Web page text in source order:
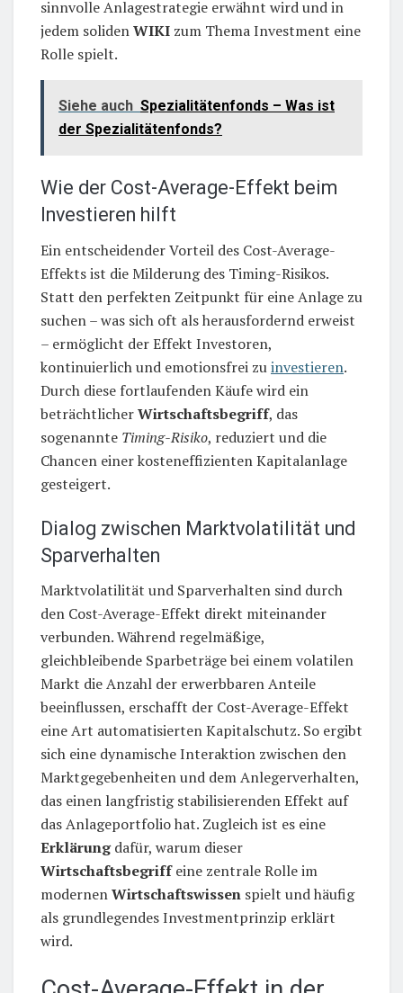
sinnvolle Anlagestrategie erwähnt wird und in
jedem solidenWIKI zum Thema Investment eine
Rolle spielt.
Siehe auch Spezialitätenfonds – Was ist
der Spezialitätenfonds?
Wie der Cost-Average-Effekt beim
Investieren hilft
Ein entscheidender Vorteil des Cost-Average-
Effekts ist die Milderung des Timing-Risikos.
Statt den perfekten Zeitpunkt für eine Anlage zu
suchen – was sich oft als herausfordernd erweist
– ermöglicht der Effekt Investoren,
kontinuierlich und emotionsfrei zuinvestieren.
Durch diese fortlaufenden Käufe wird ein
beträchtlicherWirtschaftsbegriff, das
sogenannte Timing-Risiko, reduziert und die
Chancen einer kosteneffizienten Kapitalanlage
gesteigert.
Dialog zwischen Marktvolatilität und
Sparverhalten
Marktvolatilität und Sparverhalten sind durch
den Cost-Average-Effekt direkt miteinander
verbunden. Während regelmäßige,
gleichbleibende Sparbeträge bei einem volatilen
Markt die Anzahl der erwerbbaren Anteile
beeinflussen, erschafft der Cost-Average-Effekt
eine Art automatisierten Kapitalschutz. So ergibt
sich eine dynamische Interaktion zwischen den
Marktgegebenheiten und dem Anlegerverhalten,
das einen langfristig stabilisierenden Effekt auf
das Anlageportfolio hat. Zugleich ist es eine
Erklärungdafür, warum dieser
Wirtschaftsbegriffeine zentrale Rolle im
modernenWirtschaftswissen spielt und häufig
als grundlegendes Investmentprinzip erklärt
wird.